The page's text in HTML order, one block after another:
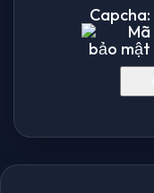
Capcha: